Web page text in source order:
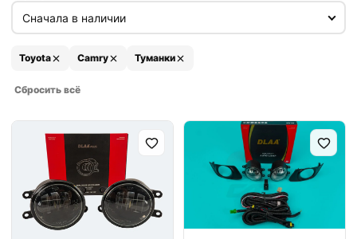
Toyota Camry Туманки
Сбросить всё